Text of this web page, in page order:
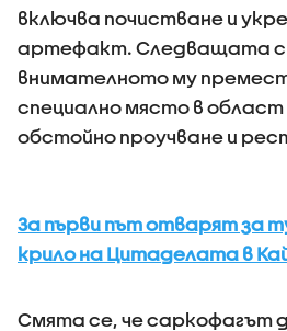
включва почистване и
артефакт. Следващата
внимателното му
специално място в област
обстойно проучване и
За първи път отварят за
крило на Цитаделата в
Смята се, че саркофагът